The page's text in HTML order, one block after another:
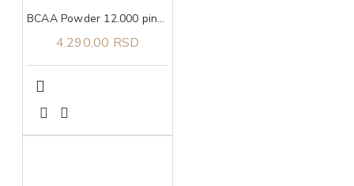
BCAA Powder 12.000 pink lemonade, 457g ULTIMATE NUTRITION
4.290,00 RSD